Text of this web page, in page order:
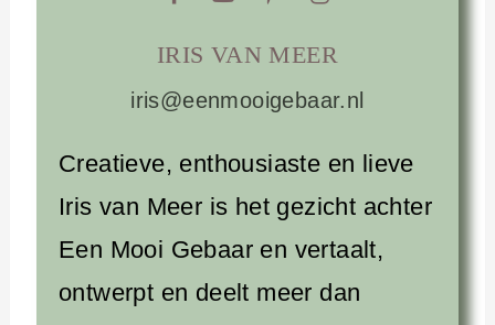
IRIS VAN MEER
iris@eenmooigebaar.nl
Creatieve, enthousiaste en lieve
Iris van Meer is het gezicht achter
Een Mooi Gebaar en vertaalt,
ontwerpt en deelt meer dan